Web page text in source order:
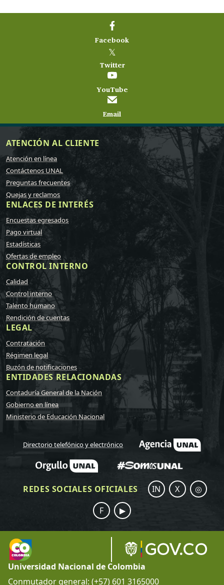
Facebook
𝕏
Twitter
YouTube
Email
ATENCIÓN AL CLIENTE
Atención en línea
Contáctenos UNAL
Preguntas frecuentes
Quejas y reclamos
ENLACES DE INTERÉS
Encuestas egresados
Pago virtual
Estadísticas
Ofertas de empleo
CONTROL INTERNO
Calidad
Control interno
Talento humano
Rendición de cuentas
LEGAL
Contratación
Régimen legal
Buzón de notificaciones
ENTIDADES RELACIONADAS
Contaduría General de la Nación
Gobierno en línea
Ministerio de Educación Nacional
Directorio telefónico y electrónico
REDES SOCIALES OFICIALES IN X
◎
F
▶
Universidad Nacional de Colombia
Conmutador general: (+57) 601 3165000